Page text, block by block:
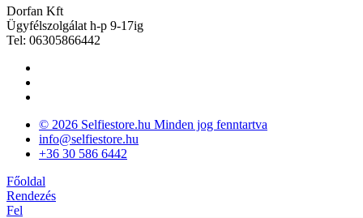
Dorfan Kft
Ügyfélszolgálat h-p 9-17ig
Tel: 06305866442
© 2026 Selfiestore.hu Minden jog fenntartva
info@selfiestore.hu
+36 30 586 6442
Főoldal
Rendezés
Fel